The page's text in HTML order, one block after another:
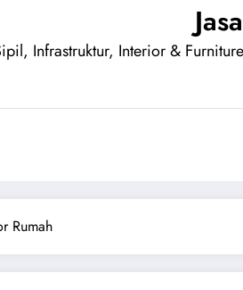
Infrastruktur, Interior &
Rumah